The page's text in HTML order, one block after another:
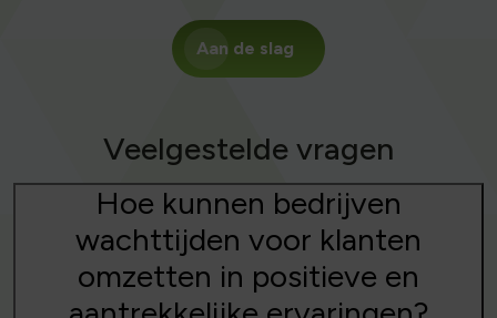
Aan de slag
Veelgestelde vragen
Hoe kunnen bedrijven
wachttijden voor klanten
omzetten in positieve en